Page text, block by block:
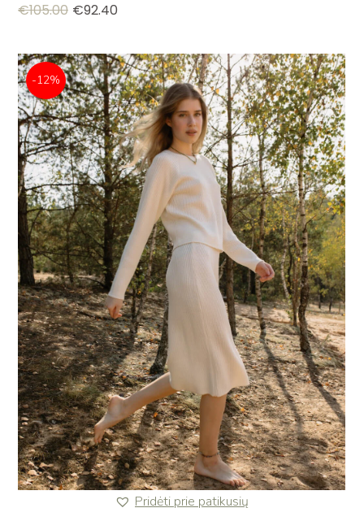
€105.00 €92.40
-12%
Pridėti prie patikusių